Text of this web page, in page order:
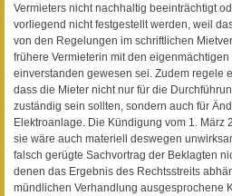
Vermieters nicht nachhaltig beeinträchtigt
vorliegend nicht festgestellt werden, weil
von den Regelungen im schriftlichen
frühere Vermieterin mit den
einverstanden gewesen sei. Zudem regele
dass die Mieter nicht nur für die
zuständig sein sollten, sondern auch für
Elektroanlage. Die Kündigung vom 1. März
sie wäre auch materiell deswegen
falsch gerügte Sachvortrag der Beklagten
denen das Ergebnis des Rechtsstreits
mündlichen Verhandlung ausgesprochene